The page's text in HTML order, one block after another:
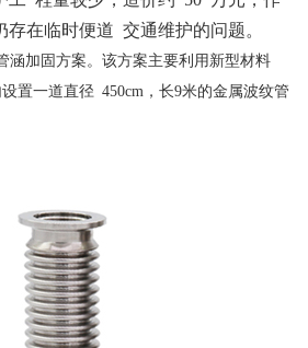
存在临时便道 交通维护的问题。
涵加固方案。该方案主要利用新型材料
置一道直径 450cm，长9米的金属波纹管